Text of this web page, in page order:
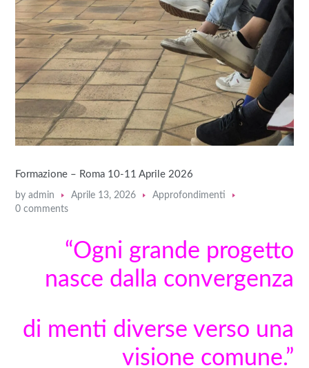
Formazione – Roma 10-11 Aprile 2026
byadmin Aprile 13, 2026
Approfondimenti
0 comments
“Ogni grande progetto
nasce dalla convergenza
di menti diverse verso una
visione comune.”